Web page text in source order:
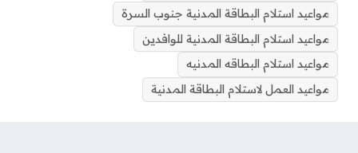
مواعيد استلام البطاقة المدنية جنوب السرة
مواعيد استلام البطاقة المدنية للوافدين
مواعيد استلام البطاقه المدنيه
مواعيد العمل لاستلام البطاقة المدنية